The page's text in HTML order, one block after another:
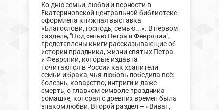
Ко дню семьи, любви и верности в
Екатериновской центральной библиотеке
оформлена книжная выставка
«Благослови, господь, семью...». В первом
разделе, "Под сенью Петра и Февронии",
представлены книги рассказывающие об
истории праздника, жизни святых Петра
и Февронии, которые издавна
почитаются в России как хранители
семьи и брака, чья любовь победила всё:
болезнь, коварство, интриги и даже
смерть, о главном символе праздника –
ромашке, которая с древних времен была
знаком любви. Второй раздел – «Виват,